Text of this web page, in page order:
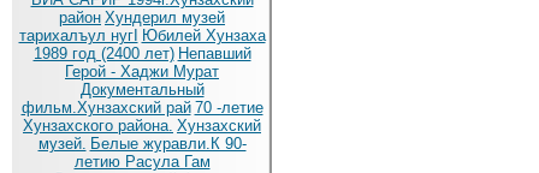
район Хундерил музей
тарихалъул нугI Юбилей Хунзаха
1989 год (2400 лет) Непавший
Герой - Хаджи Мурат
Документальный
фильм.Хунзахский рай 70 -летие
Хунзахского района. Хунзахский
музей. Белые журавли.К 90-
летию Расула Гам